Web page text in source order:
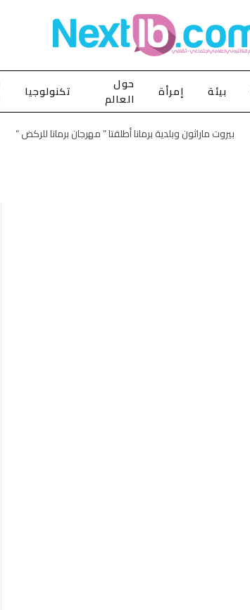
بيئة إمرأة
حول
العالم
تكنولوجيا
بيروت ماراثون وبلدية برمانا أطلقتا ” مهرجان برمانا للركض “